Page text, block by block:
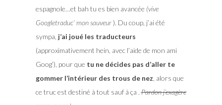
espagnole…et bah tu es bien avancée (vive
Googletraduc’ mon sauveur). Du coup, j’ai été
sympa, j’ai joué les traducteurs
(approximativement hein, avec l’aide de mon ami
Goog’), pour que tu ne décides pas d’aller te
gommer l’intérieur des trous de nez, alors que
ce truc est destiné à tout sauf à ça .Pardon j’exagère